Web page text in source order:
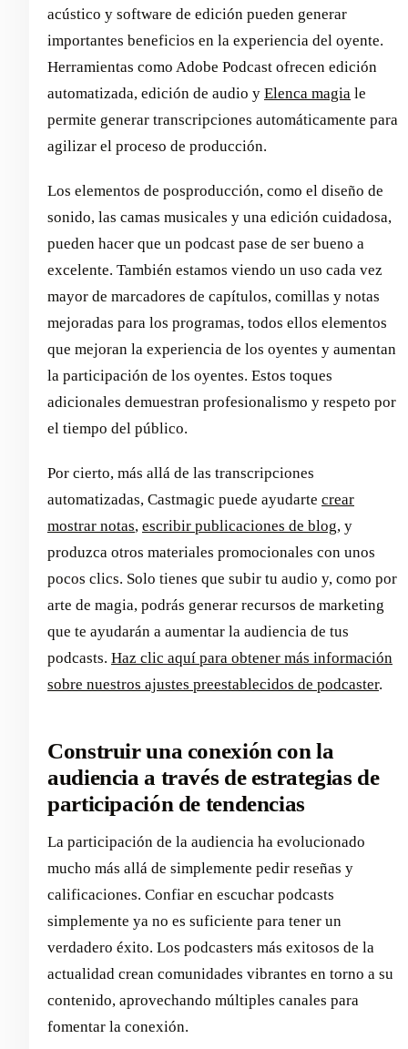
acústico y software de edición pueden generar
importantes beneficios en la experiencia del oyente.
Herramientas como Adobe Podcast ofrecen edición
automatizada, edición de audio y Elenca magia le
permite generar transcripciones automáticamente para
agilizar el proceso de producción.
Los elementos de posproducción, como el diseño de
sonido, las camas musicales y una edición cuidadosa,
pueden hacer que un podcast pase de ser bueno a
excelente. También estamos viendo un uso cada vez
mayor de marcadores de capítulos, comillas y notas
mejoradas para los programas, todos ellos elementos
que mejoran la experiencia de los oyentes y aumentan
la participación de los oyentes. Estos toques
adicionales demuestran profesionalismo y respeto por
el tiempo del público.
Por cierto, más allá de las transcripciones
automatizadas, Castmagic puede ayudarte crear
mostrar notas, escribir publicaciones de blog, y
produzca otros materiales promocionales con unos
pocos clics. Solo tienes que subir tu audio y, como por
arte de magia, podrás generar recursos de marketing
que te ayudarán a aumentar la audiencia de tus
podcasts. Haz clic aquí para obtener más información
sobre nuestros ajustes preestablecidos de podcaster.
Construir una conexión con la
audiencia a través de estrategias de
participación de tendencias
La participación de la audiencia ha evolucionado
mucho más allá de simplemente pedir reseñas y
calificaciones. Confiar en escuchar podcasts
simplemente ya no es suficiente para tener un
verdadero éxito. Los podcasters más exitosos de la
actualidad crean comunidades vibrantes en torno a su
contenido, aprovechando múltiples canales para
fomentar la conexión.